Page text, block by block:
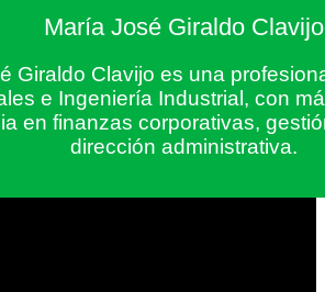
María José Giraldo Clavijo
Giraldo Clavijo es una
e Ingeniería Industrial, con
en finanzas corporativas,
dirección administrativa.